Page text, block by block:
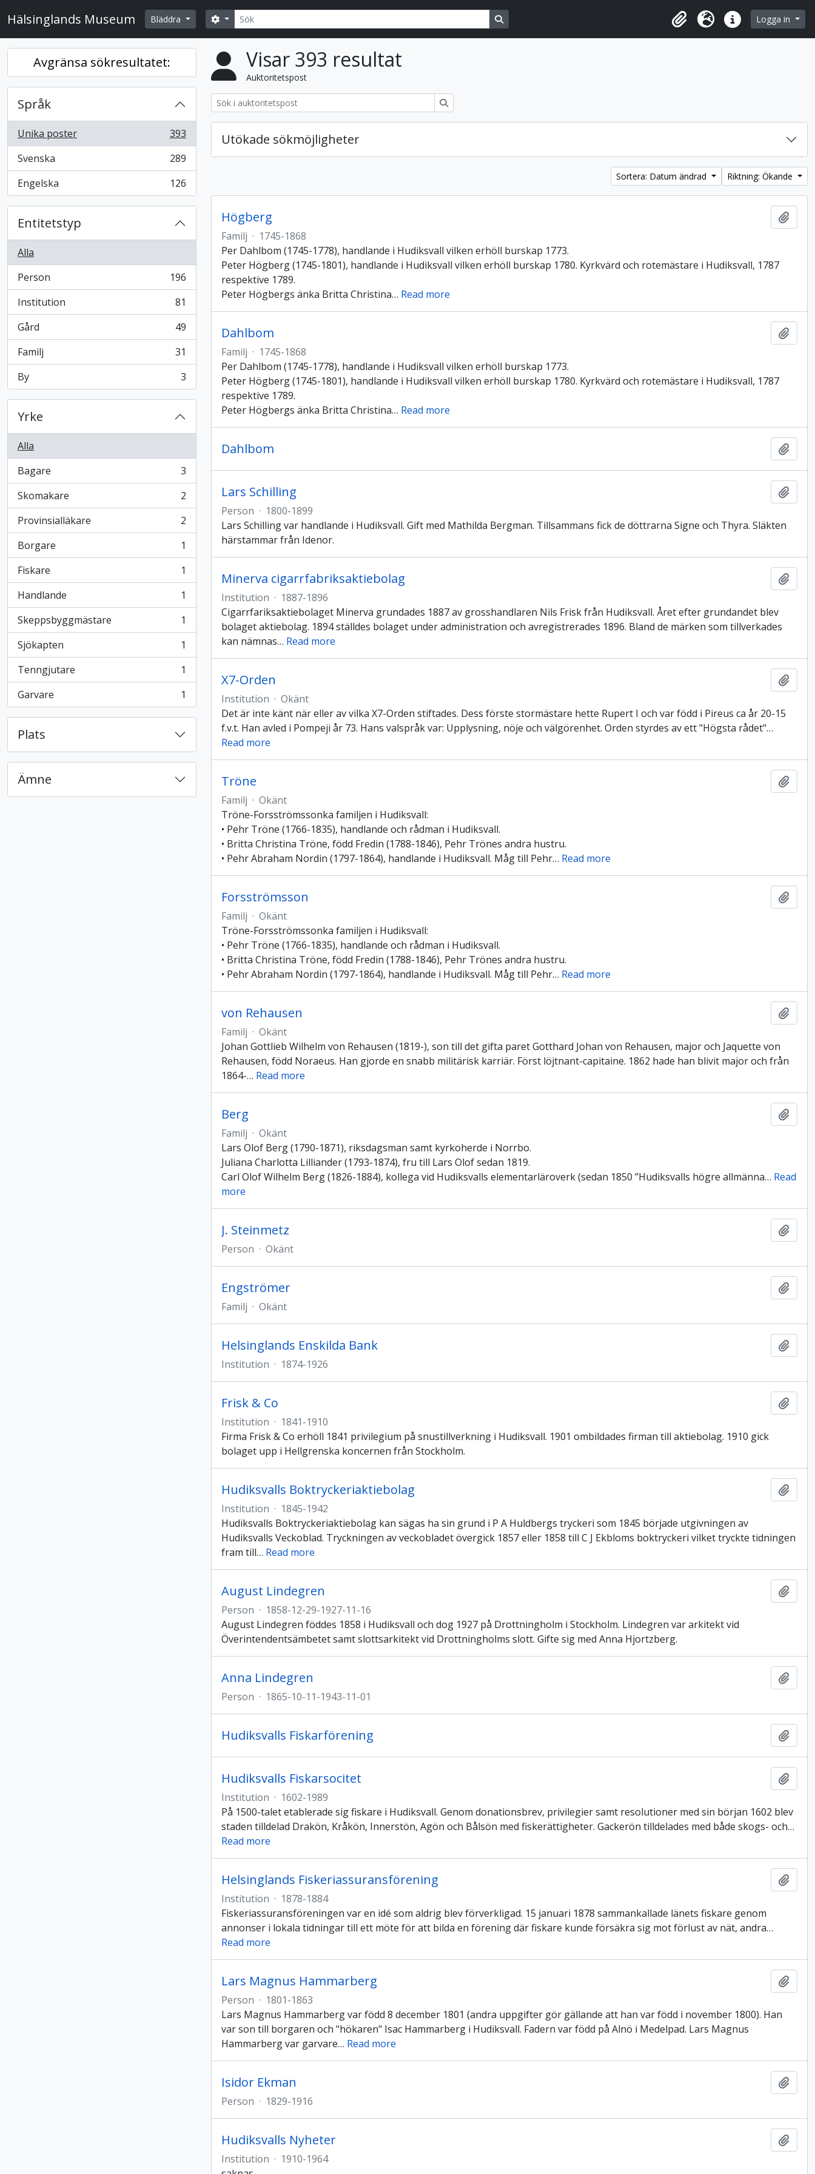
Hälsinglands Museum Bläddra SökSearch options Search in browse page
UrklippSpråk Snabblänkar
Logga in
Avgränsa sökresultatet:
Språk
Unika poster
, 393 resultat
393
Svenska
, 289 resultat
289
Engelska
, 126 resultat 126
Entitetstyp
Alla
Person
, 196 resultat
196
Institution
, 81 resultat
81
Gård
, 49 resultat
49
Familj
, 31 resultat
31
By
, 3 resultat 3
Yrke
Alla
Bagare
, 3 resultat
3
Skomakare
, 2 resultat
2
Provinsialläkare
, 2 resultat
2
Borgare
, 1 resultat
1
Fiskare
, 1 resultat
1
Handlande
, 1 resultat
1
Skeppsbyggmästare
, 1 resultat
1
Sjökapten
, 1 resultat
1
Tenngjutare
, 1 resultat
1
Garvare
, 1 resultat 1
Plats
Ämne
Visar 393 resultat
Auktoritetspost
Utökade sökmöjligheter
Sortera: Datum ändrad Riktning: Ökande
Högberg
Familj · 1745-1868
Per Dahlbom (1745-1778), handlande i Hudiksvall vilken erhöll burskap 1773.
Peter Högberg (1745-1801), handlande i Hudiksvall vilken erhöll burskap 1780. Kyrkvärd och rotemästare i Hudiksvall, 1787
respektive 1789.
Peter Högbergs änka Britta Christina… Read more
Dahlbom
Familj · 1745-1868
Per Dahlbom (1745-1778), handlande i Hudiksvall vilken erhöll burskap 1773.
Peter Högberg (1745-1801), handlande i Hudiksvall vilken erhöll burskap 1780. Kyrkvärd och rotemästare i Hudiksvall, 1787
respektive 1789.
Peter Högbergs änka Britta Christina… Read more
Dahlbom
Lars Schilling
Person · 1800-1899
Lars Schilling var handlande i Hudiksvall. Gift med Mathilda Bergman. Tillsammans fick de döttrarna Signe och Thyra. Släkten
härstammar från Idenor.
Minerva cigarrfabriksaktiebolag
Institution · 1887-1896
Cigarrfariksaktiebolaget Minerva grundades 1887 av grosshandlaren Nils Frisk från Hudiksvall. Året efter grundandet blev
bolaget aktiebolag. 1894 ställdes bolaget under administration och avregistrerades 1896. Bland de märken som tillverkades
kan nämnas… Read more
X7-Orden
Institution · Okänt
Det är inte känt när eller av vilka X7-Orden stiftades. Dess förste stormästare hette Rupert I och var född i Pireus ca år 20-15
f.v.t. Han avled i Pompeji år 73. Hans valspråk var: Upplysning, nöje och välgörenhet. Orden styrdes av ett "Högsta rådet"…
Read more
Tröne
Familj · Okänt
Tröne-Forsströmssonka familjen i Hudiksvall:
• Pehr Tröne (1766-1835), handlande och rådman i Hudiksvall.
• Britta Christina Tröne, född Fredin (1788-1846), Pehr Trönes andra hustru.
• Pehr Abraham Nordin (1797-1864), handlande i Hudiksvall. Måg till Pehr… Read more
Forsströmsson
Familj · Okänt
Tröne-Forsströmssonka familjen i Hudiksvall:
• Pehr Tröne (1766-1835), handlande och rådman i Hudiksvall.
• Britta Christina Tröne, född Fredin (1788-1846), Pehr Trönes andra hustru.
• Pehr Abraham Nordin (1797-1864), handlande i Hudiksvall. Måg till Pehr… Read more
von Rehausen
Familj · Okänt
Johan Gottlieb Wilhelm von Rehausen (1819-), son till det gifta paret Gotthard Johan von Rehausen, major och Jaquette von
Rehausen, född Noraeus. Han gjorde en snabb militärisk karriär. Först löjtnant-capitaine. 1862 hade han blivit major och från
1864-… Read more
Berg
Familj · Okänt
Lars Olof Berg (1790-1871), riksdagsman samt kyrkoherde i Norrbo.
Juliana Charlotta Lilliander (1793-1874), fru till Lars Olof sedan 1819.
Carl Olof Wilhelm Berg (1826-1884), kollega vid Hudiksvalls elementarläroverk (sedan 1850 ”Hudiksvalls högre allmänna… Read
more
J. Steinmetz
Person · Okänt
Engströmer
Familj · Okänt
Helsinglands Enskilda Bank
Institution · 1874-1926
Frisk & Co
Institution · 1841-1910
Firma Frisk & Co erhöll 1841 privilegium på snustillverkning i Hudiksvall. 1901 ombildades firman till aktiebolag. 1910 gick
bolaget upp i Hellgrenska koncernen från Stockholm.
Hudiksvalls Boktryckeriaktiebolag
Institution · 1845-1942
Hudiksvalls Boktryckeriaktiebolag kan sägas ha sin grund i P A Huldbergs tryckeri som 1845 började utgivningen av
Hudiksvalls Veckoblad. Tryckningen av veckobladet övergick 1857 eller 1858 till C J Ekbloms boktryckeri vilket tryckte tidningen
fram till… Read more
August Lindegren
Person · 1858-12-29-1927-11-16
August Lindegren föddes 1858 i Hudiksvall och dog 1927 på Drottningholm i Stockholm. Lindegren var arkitekt vid
Överintendentsämbetet samt slottsarkitekt vid Drottningholms slott. Gifte sig med Anna Hjortzberg.
Anna Lindegren
Person · 1865-10-11-1943-11-01
Hudiksvalls Fiskarförening
Hudiksvalls Fiskarsocitet
Institution · 1602-1989
På 1500-talet etablerade sig fiskare i Hudiksvall. Genom donationsbrev, privilegier samt resolutioner med sin början 1602 blev
staden tilldelad Drakön, Kråkön, Innerstön, Agön och Bålsön med fiskerättigheter. Gackerön tilldelades med både skogs- och…
Read more
Helsinglands Fiskeriassuransförening
Institution · 1878-1884
Fiskeriassuransföreningen var en idé som aldrig blev förverkligad. 15 januari 1878 sammankallade länets fiskare genom
annonser i lokala tidningar till ett möte för att bilda en förening där fiskare kunde försäkra sig mot förlust av nät, andra…
Read more
Lars Magnus Hammarberg
Person · 1801-1863
Lars Magnus Hammarberg var född 8 december 1801 (andra uppgifter gör gällande att han var född i november 1800). Han
var son till borgaren och "hökaren" Isac Hammarberg i Hudiksvall. Fadern var född på Alnö i Medelpad. Lars Magnus
Hammarberg var garvare… Read more
Isidor Ekman
Person · 1829-1916
Hudiksvalls Nyheter
Institution · 1910-1964